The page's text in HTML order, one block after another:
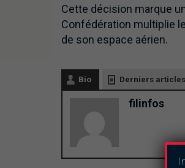
Cette décision marque
Confédération multiplie
de son espace aérien.
Bio Derniers articles
filinfos